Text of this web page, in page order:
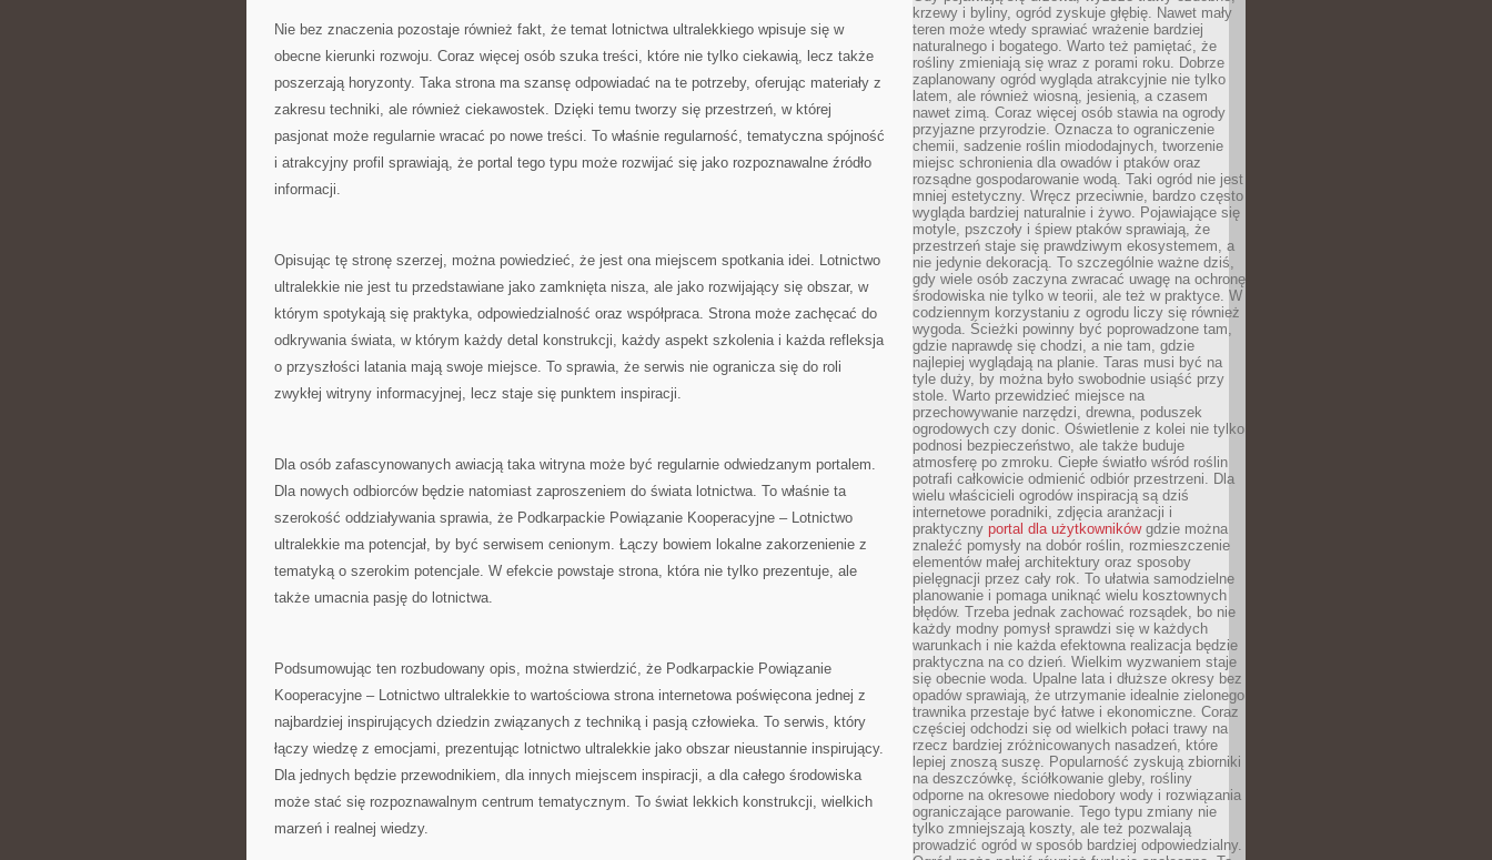
Nie bez znaczenia pozostaje również fakt, że temat lotnictwa ultralekkiego wpisuje się w
obecne kierunki rozwoju. Coraz więcej osób szuka treści, które nie tylko ciekawią, lecz także
poszerzają horyzonty. Taka strona ma szansę odpowiadać na te potrzeby, oferując materiały z
zakresu techniki, ale również ciekawostek. Dzięki temu tworzy się przestrzeń, w której
pasjonat może regularnie wracać po nowe treści. To właśnie regularność, tematyczna spójność
i atrakcyjny profil sprawiają, że portal tego typu może rozwijać się jako rozpoznawalne źródło
informacji.
Opisując tę stronę szerzej, można powiedzieć, że jest ona miejscem spotkania idei. Lotnictwo
ultralekkie nie jest tu przedstawiane jako zamknięta nisza, ale jako rozwijający się obszar, w
którym spotykają się praktyka, odpowiedzialność oraz współpraca. Strona może zachęcać do
odkrywania świata, w którym każdy detal konstrukcji, każdy aspekt szkolenia i każda refleksja
o przyszłości latania mają swoje miejsce. To sprawia, że serwis nie ogranicza się do roli
zwykłej witryny informacyjnej, lecz staje się punktem inspiracji.
Dla osób zafascynowanych awiacją taka witryna może być regularnie odwiedzanym portalem.
Dla nowych odbiorców będzie natomiast zaproszeniem do świata lotnictwa. To właśnie ta
szerokość oddziaływania sprawia, że Podkarpackie Powiązanie Kooperacyjne – Lotnictwo
ultralekkie ma potencjał, by być serwisem cenionym. Łączy bowiem lokalne zakorzenienie z
tematyką o szerokim potencjale. W efekcie powstaje strona, która nie tylko prezentuje, ale
także umacnia pasję do lotnictwa.
Podsumowując ten rozbudowany opis, można stwierdzić, że Podkarpackie Powiązanie
Kooperacyjne – Lotnictwo ultralekkie to wartościowa strona internetowa poświęcona jednej z
najbardziej inspirujących dziedzin związanych z techniką i pasją człowieka. To serwis, który
łączy wiedzę z emocjami, prezentując lotnictwo ultralekkie jako obszar nieustannie inspirujący.
Dla jednych będzie przewodnikiem, dla innych miejscem inspiracji, a dla całego środowiska
może stać się rozpoznawalnym centrum tematycznym. To świat lekkich konstrukcji, wielkich
marzeń i realnej wiedzy.
krzewy i byliny, ogród zyskuje głębię. Nawet mały
teren może wtedy sprawiać wrażenie bardziej
naturalnego i bogatego. Warto też pamiętać, że
rośliny zmieniają się wraz z porami roku. Dobrze
zaplanowany ogród wygląda atrakcyjnie nie tylko
latem, ale również wiosną, jesienią, a czasem
nawet zimą. Coraz więcej osób stawia na ogrody
przyjazne przyrodzie. Oznacza to ograniczenie
chemii, sadzenie roślin miododajnych, tworzenie
miejsc schronienia dla owadów i ptaków oraz
rozsądne gospodarowanie wodą. Taki ogród nie jest
mniej estetyczny. Wręcz przeciwnie, bardzo często
wygląda bardziej naturalnie i żywo. Pojawiające się
motyle, pszczoły i śpiew ptaków sprawiają, że
przestrzeń staje się prawdziwym ekosystemem, a
nie jedynie dekoracją. To szczególnie ważne dziś,
gdy wiele osób zaczyna zwracać uwagę na ochronę
środowiska nie tylko w teorii, ale też w praktyce. W
codziennym korzystaniu z ogrodu liczy się również
wygoda. Ścieżki powinny być poprowadzone tam,
gdzie naprawdę się chodzi, a nie tam, gdzie
najlepiej wyglądają na planie. Taras musi być na
tyle duży, by można było swobodnie usiąść przy
stole. Warto przewidzieć miejsce na
przechowywanie narzędzi, drewna, poduszek
ogrodowych czy donic. Oświetlenie z kolei nie tylko
podnosi bezpieczeństwo, ale także buduje
atmosferę po zmroku. Ciepłe światło wśród roślin
potrafi całkowicie odmienić odbiór przestrzeni. Dla
wielu właścicieli ogrodów inspiracją są dziś
internetowe poradniki, zdjęcia aranżacji i
praktyczny portal dla użytkownikówgdzie można
znaleźć pomysły na dobór roślin, rozmieszczenie
elementów małej architektury oraz sposoby
pielęgnacji przez cały rok. To ułatwia samodzielne
planowanie i pomaga uniknąć wielu kosztownych
błędów. Trzeba jednak zachować rozsądek, bo nie
każdy modny pomysł sprawdzi się w każdych
warunkach i nie każda efektowna realizacja będzie
praktyczna na co dzień. Wielkim wyzwaniem staje
się obecnie woda. Upalne lata i dłuższe okresy bez
opadów sprawiają, że utrzymanie idealnie zielonego
trawnika przestaje być łatwe i ekonomiczne. Coraz
częściej odchodzi się od wielkich połaci trawy na
rzecz bardziej zróżnicowanych nasadzeń, które
lepiej znoszą suszę. Popularność zyskują zbiorniki
na deszczówkę, ściółkowanie gleby, rośliny
odporne na okresowe niedobory wody i rozwiązania
ograniczające parowanie. Tego typu zmiany nie
tylko zmniejszają koszty, ale też pozwalają
prowadzić ogród w sposób bardziej odpowiedzialny.